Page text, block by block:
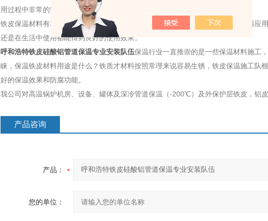
用过程中非常的安全，不需要担心出现危险。
铁皮保温材料有着一些其他的保温材料所不具备的性能优势，现在的铁皮保温材料应
还是在生活中使用都能得到良好的使用效果。
呼和浩特铁皮硅酸铝管道保温专业安装队伍保温行业一直推崇的是一些保温材料施工
睐，保温铁皮材料用途是什么？铁质才材料按照常理来说容易生锈，铁皮保温施工队
好的保温效果和防腐功能。
我公司对高温锅炉机房、设备、罐体及深冷管道保温（-200℃）及外保护层铁皮，铝
产品咨询
产品：
您的单位：